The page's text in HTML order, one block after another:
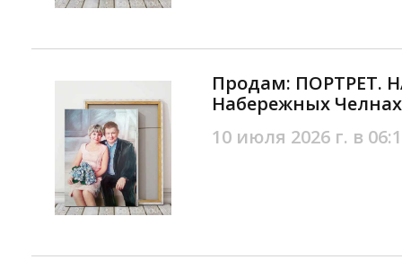
Продам: ПОРТРЕТ.
Набережных Челнах
10 июля 2026 г. в